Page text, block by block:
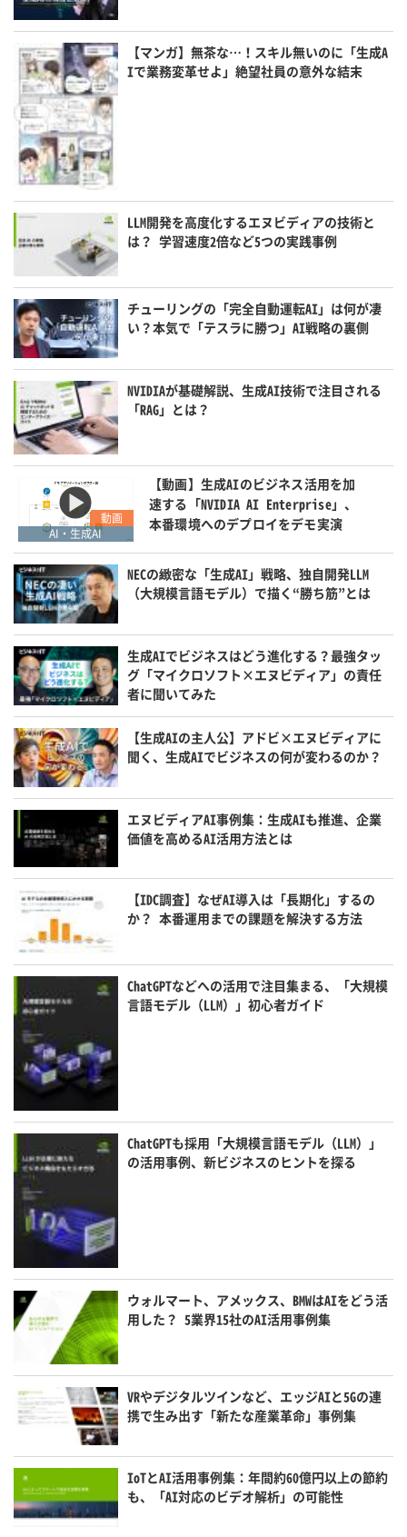
【マンガ】無茶な…！スキル無いのに「生成A
Iで業務変革せよ」絶望社員の意外な結末
LLM開発を高度化するエヌビディアの技術と
は？ 学習速度2倍など5つの実践事例
チューリングの「完全自動運転AI」は何が凄
い？本気で「テスラに勝つ」AI戦略の裏側
NVIDIAが基礎解説、生成AI技術で注目される
「RAG」とは？
動画
AI・生成AI
【動画】生成AIのビジネス活用を加
速する「NVIDIA AI Enterprise」、
本番環境へのデプロイをデモ実演
NECの緻密な「生成AI」戦略、独自開発LLM
（大規模言語モデル）で描く“勝ち筋”とは
生成AIでビジネスはどう進化する？最強タッ
グ「マイクロソフト×エヌビディア」の責任
者に聞いてみた
【生成AIの主人公】アドビ×エヌビディアに
聞く、生成AIでビジネスの何が変わるのか？
エヌビディアAI事例集：生成AIも推進、企業
価値を高めるAI活用方法とは
【IDC調査】なぜAI導入は「長期化」するの
か？ 本番運用までの課題を解決する方法
ChatGPTなどへの活用で注目集まる、「大規模
言語モデル（LLM）」初心者ガイド
ChatGPTも採用「大規模言語モデル（LLM）」
の活用事例、新ビジネスのヒントを探る
ウォルマート、アメックス、BMWはAIをどう活
用した？ 5業界15社のAI活用事例集
VRやデジタルツインなど、エッジAIと5Gの連
携で生み出す「新たな産業革命」事例集
IoTとAI活用事例集：年間約60億円以上の節約
も、「AI対応のビデオ解析」の可能性